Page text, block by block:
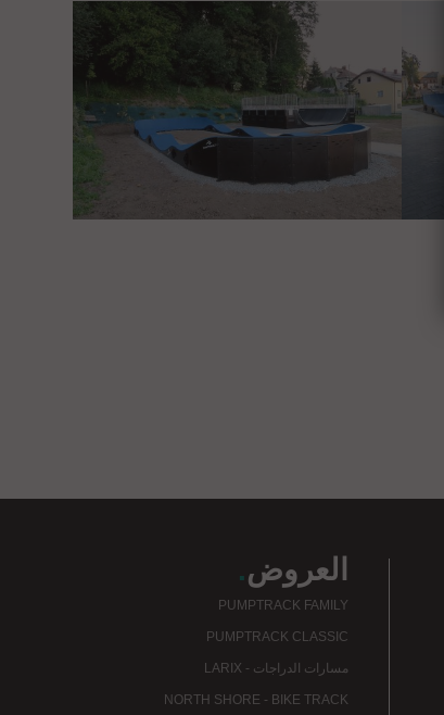
العروض.
PUMPTRACK FAMILY
PUMPTRACK CLASSIC
مسارات الدراجات - LARIX
NORTH SHORE - BIKE TRACK